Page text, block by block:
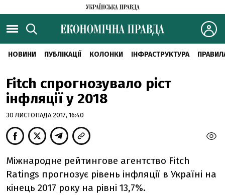
НОВИНИ ПУБЛІКАЦІЇ КОЛОНКИ ІНФРАСТРУКТУРА
Fitch спрогнозувало ріст
інфляції у 2018
30 ЛИСТОПАДА 2017, 16:40
Міжнародне рейтингове агентство Fitch
Ratings прогнозує рівень інфляції в Україні на
кінець 2017 року на рівні 13,7%.